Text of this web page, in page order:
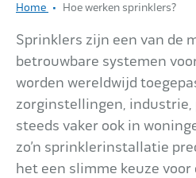
Kom werken!
Impact
Onderhoud
Home Hoe werken sprinklers?
Sprinklers zijn een van de
betrouwbare systemen
worden wereldwijd
zorginstellingen, industrie,
steeds vaker ook in
zo’n sprinklerinstallatie
het een slimme keuze